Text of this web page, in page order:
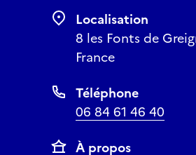
Localisation
8 les Fonts de
France
Téléphone
06 84 61 46 40
À propos